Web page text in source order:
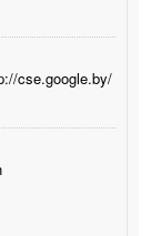
cse.google.by/